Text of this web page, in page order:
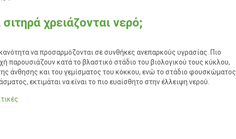
χρειάζονται νερό;
να προσαρμόζονταισε συνθήκες ανεπαρκούς υγρασίας. Πιο
παρουσιάζουν κατά το βλαστικό στάδιο του βιολογικού τους κύκλου,
άνθησης καιτου γεμίσματος του κόκκου, ενώ το στάδιο φουσκώματος
, εκτιμάται να είναι το πιο ευαίσθητο στην έλλειψη νερού.